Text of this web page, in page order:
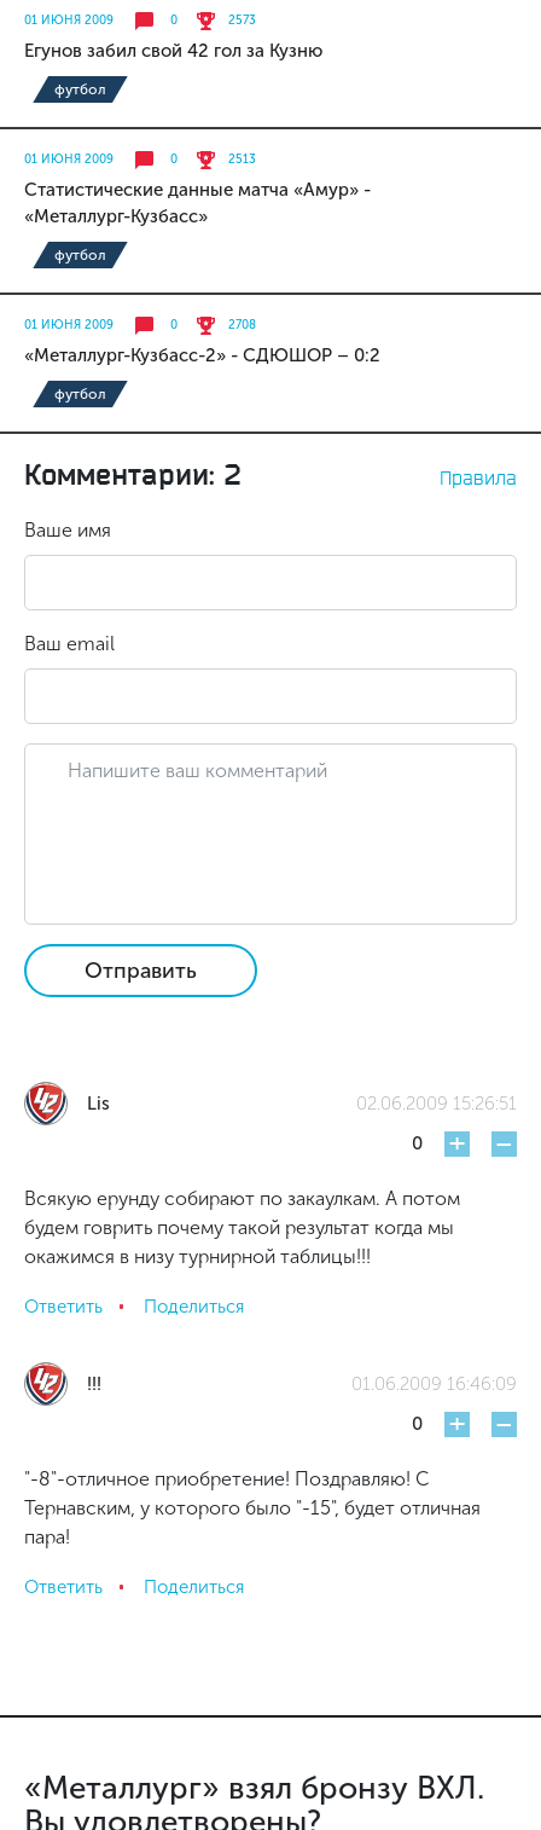
01 ИЮНЯ 2009 0 2573
Егунов забил свой 42 гол за Кузню
футбол
01 ИЮНЯ 2009 0 2513
Статистические данные матча «Амур» -
«Металлург-Кузбасс»
футбол
01 ИЮНЯ 2009 0 2708
«Металлург-Кузбасс-2» - СДЮШОР – 0:2
футбол
Комментарии: 2 Правила
Ваше имя
Ваш email
Отправить
Lis
02.06.2009 15:26:51
0
+ -
Всякую ерунду собирают по закаулкам. А потом
будем говрить почему такой результат когда мы
окажимся в низу турнирной таблицы!!!
Ответить Поделиться
!!!
01.06.2009 16:46:09
0
+ -
"-8"-отличное приобретение! Поздравляю! С
Тернавским, у которого было "-15", будет отличная
пара!
Ответить Поделиться
«Металлург» взял бронзу ВХЛ.
Вы удовлетворены?